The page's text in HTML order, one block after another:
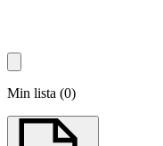
Min lista (0)